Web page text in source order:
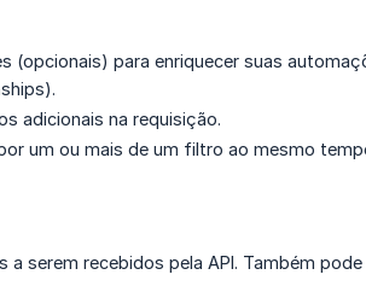
(opcionais) para enriquecer suas
adicionais na requisição.
um ou mais de um filtro ao mesmo
serem recebidos pela API. Também